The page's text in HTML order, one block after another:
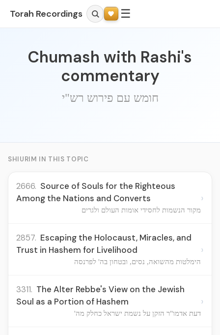
Torah Recordings ☰
Chumash with Rashi's
commentary
חומש עם פירוש רש"י
SHIURIM IN THIS TOPIC
2666. Source of Souls for the Righteous
Among the Nations and Converts
מקור הנשמות לחסידי אומות העולם ולגרים
›
2857. Escaping the Holocaust, Miracles, and
Trust in Hashem for Livelihood
הימלטות מהשואה, נסים, ובטחון בה' לפרנסה
›
3311. The Alter Rebbe's View on the Jewish
Soul as a Portion of Hashem
דעת אדמו"ר הזקן על נשמת ישראל כחלק מה'
›